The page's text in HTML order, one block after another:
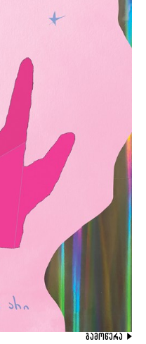
ᲒᲐᲛᲝᲬᲔᲠᲐ